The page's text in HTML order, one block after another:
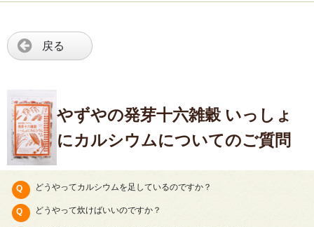
戻る
やずやの発芽十六雑穀 いっしょ
にカルシウムについてのご質問
どうやってカルシウムを足しているのですか？
どうやって炊けばいいのですか？